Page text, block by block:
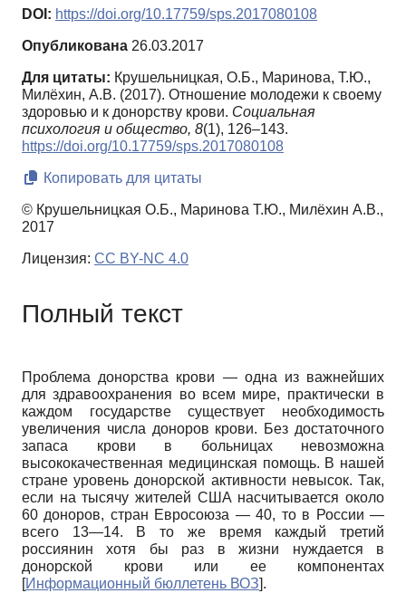
DOI: https://doi.org/10.17759/sps.2017080108
Опубликована 26.03.2017
Для цитаты: Крушельницкая, О.Б., Маринова, Т.Ю.,
Милёхин, А.В. (2017). Отношение молодежи к своему
здоровью и к донорству крови. Социальная
психология и общество, 8(1), 126–143.
https://doi.org/10.17759/sps.2017080108
Копировать для цитаты
© Крушельницкая О.Б., Маринова Т.Ю., Милёхин А.В.,
2017
Лицензия: CC BY-NC 4.0
Полный текст
Проблема донорства крови — одна из важнейших
для здравоохранения во всем мире, практически в
каждом государстве существует необходимость
увеличения числа доноров крови. Без достаточного
запаса крови в больницах невозможна
высококачественная медицинская помощь. В нашей
стране уровень донорской активности невысок. Так,
если на тысячу жителей США насчитывается около
60 доноров, стран Евросоюза — 40, то в России —
всего 13—14. В то же время каждый третий
россиянин хотя бы раз в жизни нуждается в
донорской крови или ее компонентах
[Информационный бюллетень ВОЗ].